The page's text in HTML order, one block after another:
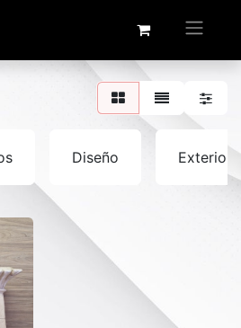
Diseño Exterior